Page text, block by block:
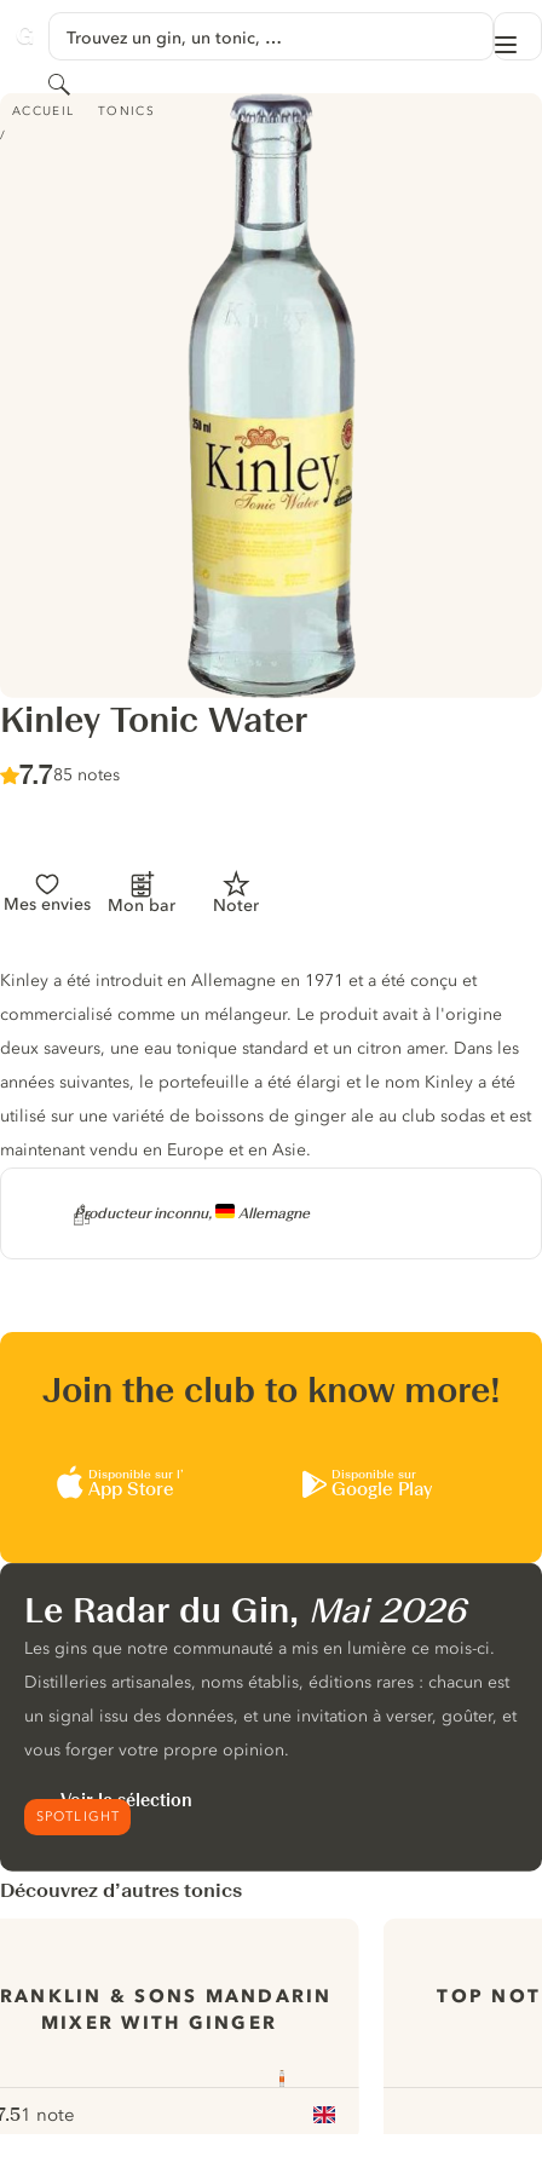
GINVENTORY
Trouvez un gin, un tonic, …
Rechercher
ACCUEIL TONICS
KINLEY TONIC WATER
Kinley Tonic Water
Score :
7.7/ 10
85 notes
Mes envies Mon bar Noter
Producteur
Producteur inconnu, Allemagne
Description du tonic
Kinley a été introduit en Allemagne en 1971 et a été conçu et
commercialisé comme un mélangeur. Le produit avait à l'origine
deux saveurs, une eau tonique standard et un citron amer. Dans les
années suivantes, le portefeuille a été élargi et le nom Kinley a été
utilisé sur une variété de boissons de ginger ale au club sodas et est
maintenant vendu en Europe et en Asie.
Join the club to know more!
Disponible sur l’
App Store
Disponible sur
Google Play
SPOTLIGHT
Le Radar du Gin, Mai 2026
Les gins que notre communauté a mis en lumière ce mois-ci.
Distilleries artisanales, noms établis, éditions rares : chacun est
un signal issu des données, et une invitation à verser, goûter, et
vous forger votre propre opinion.
Voir la sélection
Découvrez d’autres tonics
& SONS MANDARIN
MIXER WITH GINGER
1 note
TOP